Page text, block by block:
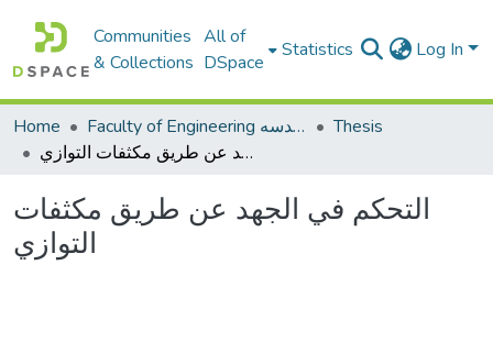
Communities
& Collections
All of
DSpace
Statistics Log In
Home Faculty of Engineering كلية الهندسه
Thesis
التحكم في الجهد عن طريق مكثفات التوازي
التحكم في الجهد عن طريق مكثفات
التوازي